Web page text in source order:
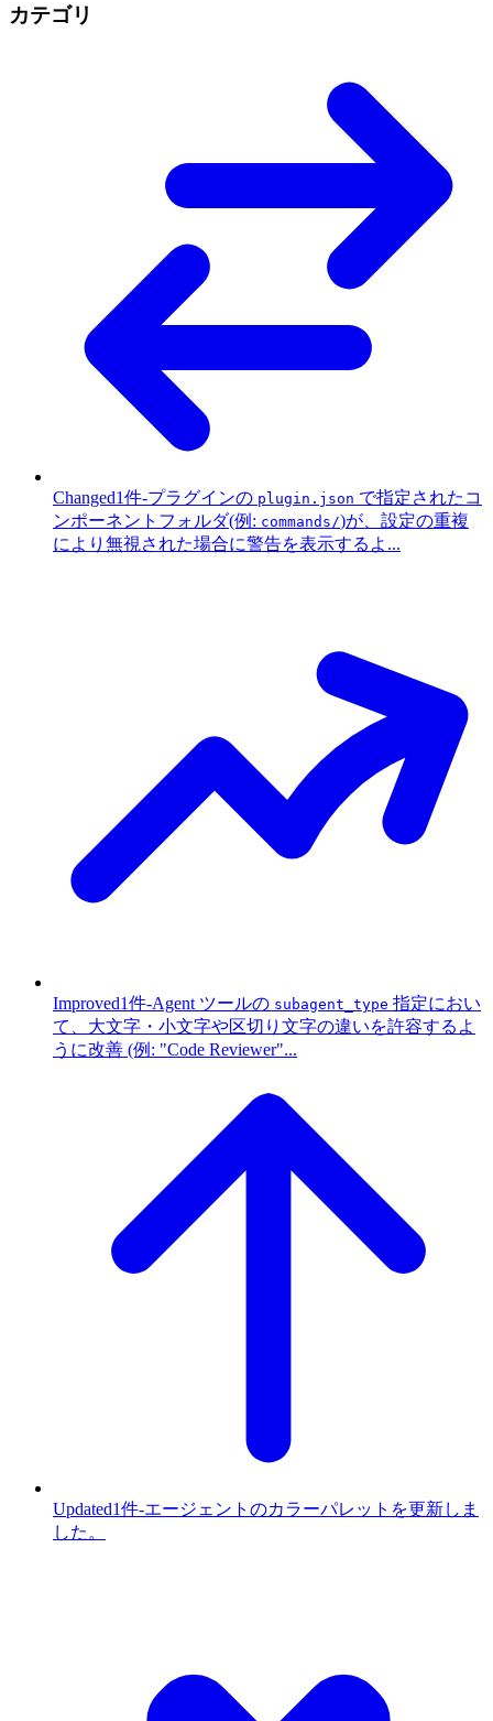
カテゴリ
Changed1件-プラグインの plugin.json で指定されたコ
ンポーネントフォルダ(例: commands/)が、設定の重複
により無視された場合に警告を表示するよ...
Improved1件-Agent ツールの subagent_type 指定におい
て、大文字・小文字や区切り文字の違いを許容するよ
うに改善 (例: "Code Reviewer"...
Updated1件-エージェントのカラーパレットを更新しま
した。